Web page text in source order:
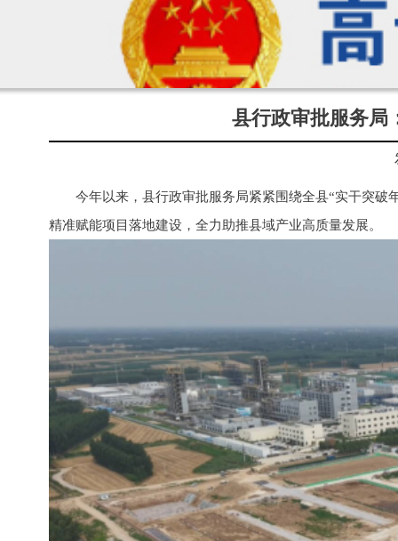
县行政审批服务局
今年以来，县行政审批服务局紧紧围绕全县“实干突
精准赋能项目落地建设，全力助推县域产业高质量发展。